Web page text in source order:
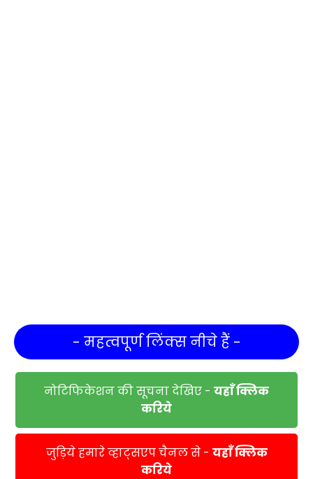
- महत्वपूर्ण लिंक्स नीचे हैं -
नोटिफिकेशन की सूचना देखिए - यहाँ क्लिक
करिये
जुड़िये हमारे व्हाट्सएप चैनल से - यहाँ क्लिक
करिये